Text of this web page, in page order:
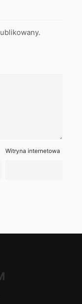
Witryna internetowa